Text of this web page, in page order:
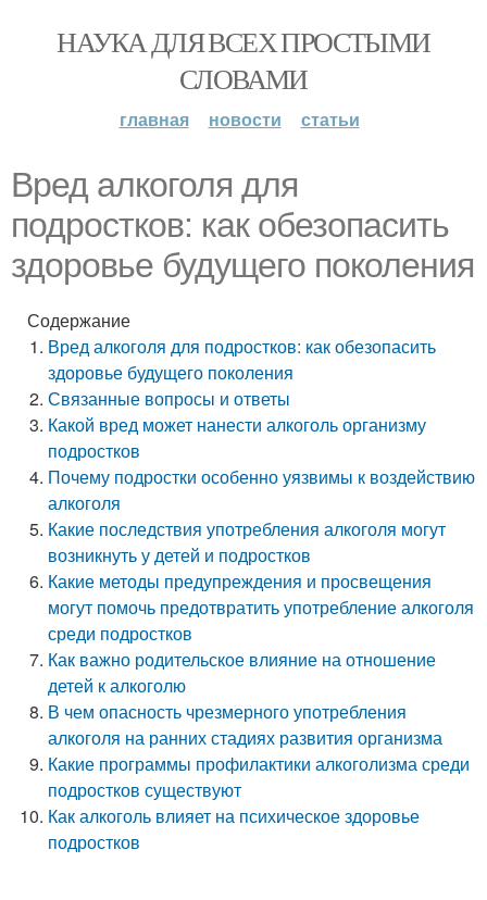
НАУКА ДЛЯ ВСЕХ ПРОСТЫМИ
СЛОВАМИ
главная новости статьи
Вред алкоголя для
подростков: как обезопасить
здоровье будущего поколения
Содержание
Вред алкоголя для подростков: как обезопасить
здоровье будущего поколения
Связанные вопросы и ответы
Какой вред может нанести алкоголь организму
подростков
Почему подростки особенно уязвимы к воздействию
алкоголя
Какие последствия употребления алкоголя могут
возникнуть у детей и подростков
Какие методы предупреждения и просвещения
могут помочь предотвратить употребление алкоголя
среди подростков
Как важно родительское влияние на отношение
детей к алкоголю
В чем опасность чрезмерного употребления
алкоголя на ранних стадиях развития организма
Какие программы профилактики алкоголизма среди
подростков существуют
Как алкоголь влияет на психическое здоровье
подростков